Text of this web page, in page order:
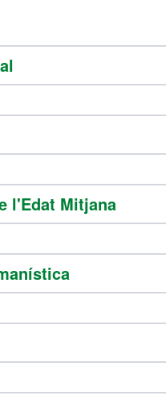
l'Edat Mitjana